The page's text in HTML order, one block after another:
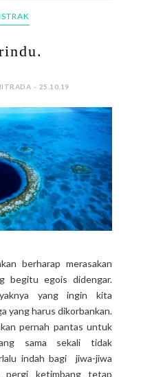
- 25.10.19
berharap merasakan
begitu egois didengar.
yang ingin kita
yang harus dikorbankan.
pernah pantas untuk
sama sekali tidak
indah bagi jiwa-jiwa
pergi ketimbang tetap